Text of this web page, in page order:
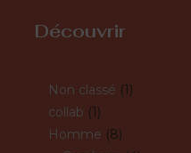
Découvrir
Non classé 1
collab 1
Homme 8